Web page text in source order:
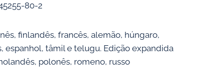
80-2
finlandês, francês, alemão, húngaro,
espanhol, tâmil e telugu. Edição expandida
polonês, romeno, russo